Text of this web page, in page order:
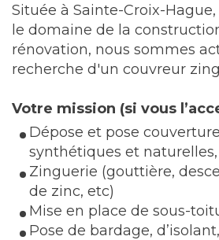
Située à Sainte-Croix-
le domaine de la
rénovation, nous sommes
recherche d'un couvreur
Votre mission (si vous
Dépose et pose
synthétiques et
Zinguerie (gouttière,
de zinc, etc)
Mise en place de sous-
Pose de bardage,